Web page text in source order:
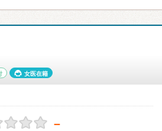
女医在籍
－